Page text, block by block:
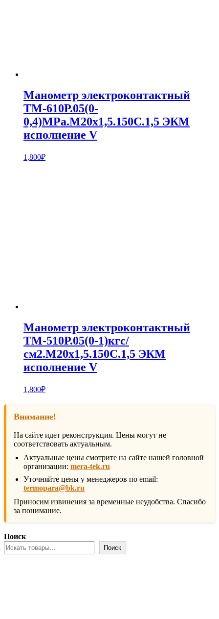
Манометр электроконтактный
ТМ-610Р.05(0-
0,4)MPa.M20x1,5.150С.1,5 ЭКМ
исполнение V
1,800₽
Манометр электроконтактный
ТМ-510Р.05(0-1)кгс/
см2.M20x1,5.150С.1,5 ЭКМ
исполнение V
1,800₽
Внимание!
На сайте идет реконструкция. Цены могут не
соответствовать актуальным.
Актуальные цены смотрите на сайте нашей головной
организации: mera-tek.ru
Уточняйте цены у менеджеров по email:
termopara@bk.ru
Приносим извинения за временные неудобства. Спасибо
за понимание.
Поиск
Поиск